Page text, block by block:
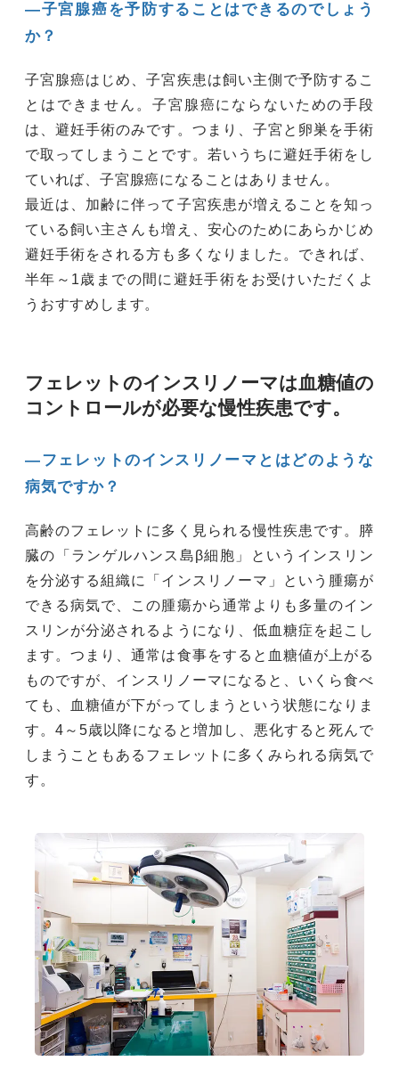
―子宮腺癌を予防することはできるのでしょう
か？
子宮腺癌はじめ、子宮疾患は飼い主側で予防するこ
とはできません。子宮腺癌にならないための手段
は、避妊手術のみです。つまり、子宮と卵巣を手術
で取ってしまうことです。若いうちに避妊手術をし
ていれば、子宮腺癌になることはありません。
最近は、加齢に伴って子宮疾患が増えることを知っ
ている飼い主さんも増え、安心のためにあらかじめ
避妊手術をされる方も多くなりました。できれば、
半年～1歳までの間に避妊手術をお受けいただくよ
うおすすめします。
フェレットのインスリノーマは血糖値の
コントロールが必要な慢性疾患です。
―フェレットのインスリノーマとはどのような
病気ですか？
高齢のフェレットに多く見られる慢性疾患です。膵
臓の「ランゲルハンス島β細胞」というインスリン
を分泌する組織に「インスリノーマ」という腫瘍が
できる病気で、この腫瘍から通常よりも多量のイン
スリンが分泌されるようになり、低血糖症を起こし
ます。つまり、通常は食事をすると血糖値が上がる
ものですが、インスリノーマになると、いくら食べ
ても、血糖値が下がってしまうという状態になりま
す。4～5歳以降になると増加し、悪化すると死んで
しまうこともあるフェレットに多くみられる病気で
す。